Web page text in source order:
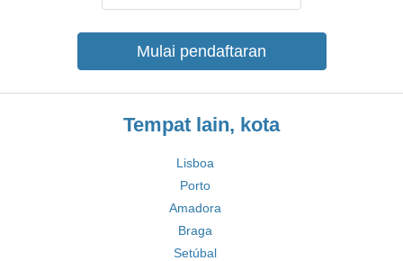
Mulai pendaftaran
Tempat lain, kota
Lisboa
Porto
Amadora
Braga
Setúbal